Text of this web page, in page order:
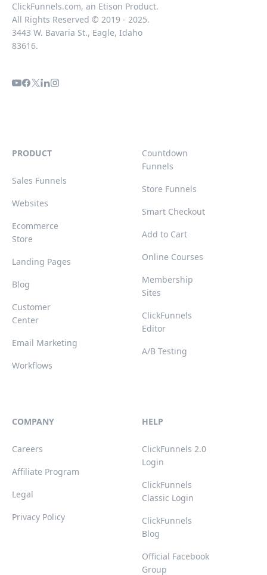
ClickFunnels.com, an Etison Product.
All Rights Reserved © 2019 - 2025.
3443 W. Bavaria St., Eagle, Idaho
83616.
PRODUCT
Sales Funnels
Websites
Ecommerce
Store
Landing Pages
Blog
Customer
Center
Email Marketing
Workflows
Countdown
Funnels
Store Funnels
Smart Checkout
Add to Cart
Online Courses
Membership
Sites
ClickFunnels
Editor
A/B Testing
COMPANY
Careers
Affiliate Program
Legal
Privacy Policy
HELP
ClickFunnels 2.0
Login
ClickFunnels
Classic Login
ClickFunnels
Blog
Official Facebook
Group